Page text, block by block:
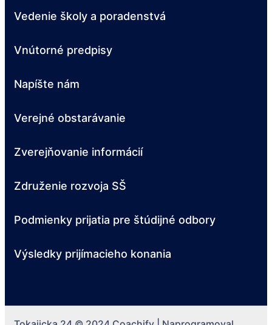
Vedenie školy a poradenstvá
Vnútorné predpisy
Napíšte nám
Verejné obstarávanie
Zverejňovanie informácií
Združenie rozvoja SŠ
Podmienky prijatia pre štúdijné odbory
Výsledky prijímacieho konania